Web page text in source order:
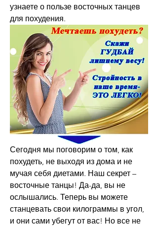
узнаете о пользе восточных танцев
для похудения.
Сегодня мы поговорим о том, как
похудеть, не выходя из дома и не
мучая себя диетами. Наш секрет –
восточные танцы! Да-да, вы не
ослышались. Теперь вы можете
станцевать свои килограммы в угол,
и они сами убегут от вас! Но все не